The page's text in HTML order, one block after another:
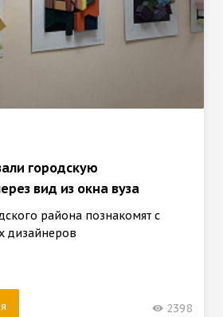
городскую
вид из окна вуза
района познакомят с
дизайнеров
2398